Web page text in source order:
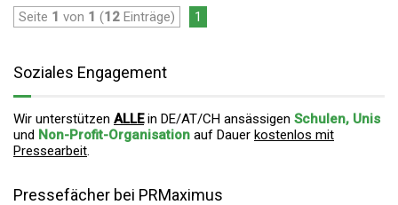
Seite 1 von 1 (12 Einträge) 1
Soziales Engagement
Wir unterstützen ALLEin DE/AT/CH ansässigen Schulen, Unis
und Non-Profit-Organisation auf Dauer kostenlos mit
Pressearbeit.
Pressefächer bei PRMaximus